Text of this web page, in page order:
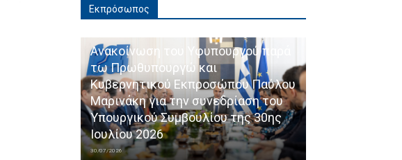
Εκπρόσωπος
Ανακοίνωση του Υφυπουργού παρά
τω Πρωθυπουργώ και
Κυβερνητικού Εκπροσώπου Παύλου
Μαρινάκη για την συνεδρίαση του
Υπουργικού Συμβουλίου της 30ης
Ιουλίου 2026
30/07/2026